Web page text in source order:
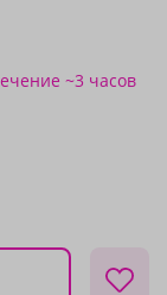
~3 часов